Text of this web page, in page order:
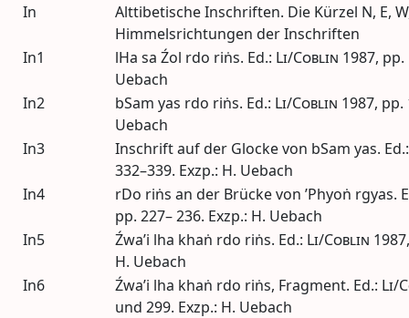
In
Alttibetische Inschriften. Die Kürzel N, E,
Himmelsrichtungen der Inschriften
In1
lHa sa Źol rdo riṅs. Ed.: Li/Coblin 1987, pp.
Uebach
In2
bSam yas rdo riṅs. Ed.: Li/Coblin 1987, pp.
Uebach
In3
Inschrift auf der Glocke von bSam yas. Ed.
332–339. Exzp.: H. Uebach
In4
rDo riṅs an der Brücke von ’Phyoṅ rgyas.
pp. 227– 236. Exzp.: H. Uebach
In5
Źwa’i lha khaṅ rdo riṅs. Ed.: Li/Coblin 1987
H. Uebach
In6
Źwa’i lha khaṅ rdo riṅs, Fragment. Ed.: Li/
und 299. Exzp.: H. Uebach